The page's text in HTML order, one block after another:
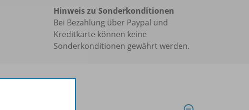
Hinweis zu Sonderkonditionen
Bei Bezahlung über Paypal und
Kreditkarte können keine
Sonderkonditionen gewährt werden.